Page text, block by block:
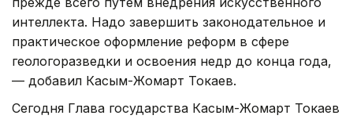
интеллекта. Надо завершить законодательное и
практическое оформление реформ в сфере
геологоразведки и освоения недр до конца года,
— добавил Касым-Жомарт Токаев.
Сегодня Глава государства Касым-Жомарт Токаев